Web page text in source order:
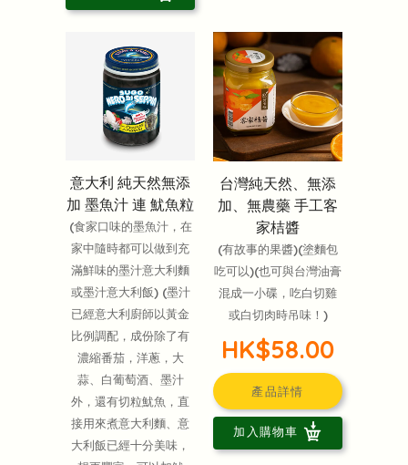
意大利 純天然無添
加 墨魚汁 連 魷魚粒
(食家口味的墨魚汁，在
家中隨時都可以做到充
滿鮮味的墨汁意大利麵
或墨汁意大利飯) (墨汁
已經意大利廚師以黃金
比例調配，成份除了有
濃縮番茄，洋蔥，大
蒜、白葡萄酒、墨汁
外，還有切粒魷魚，直
接用來煮意大利麵、意
大利飯已經十分美味，
台灣純天然、無添
加、無農藥 手工客
家桔醬
(有故事的果醬)(塗麵包
吃可以)(也可與台灣油膏
混成一小碟，吃白切雞
或白切肉時吊味！)
HK$58.00
產品詳情
加入購物車